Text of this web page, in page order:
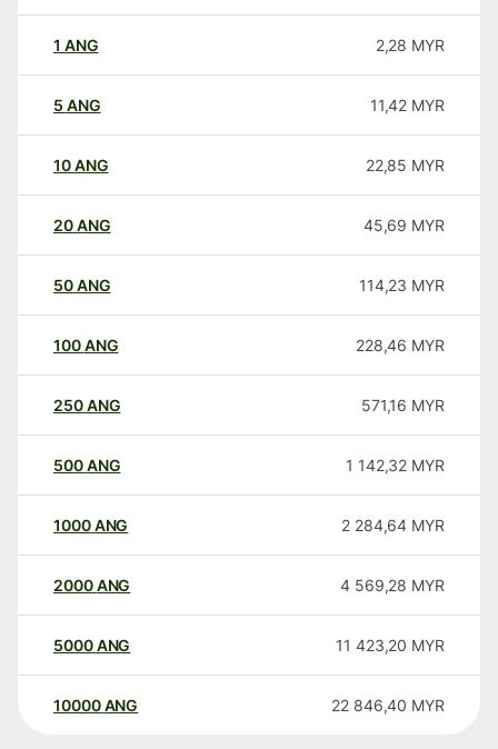
1 ANG 2,28 MYR
5 ANG 11,42 MYR
10ANG 22,85 MYR
20ANG 45,69 MYR
50ANG 114,23 MYR
100ANG 228,46 MYR
250ANG 571,16 MYR
500ANG 1 142,32 MYR
1000ANG 2 284,64 MYR
2000ANG 4 569,28 MYR
5000ANG 11 423,20 MYR
10000 ANG 22 846,40 MYR